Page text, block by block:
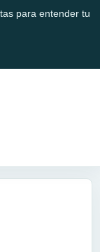
para entender tu